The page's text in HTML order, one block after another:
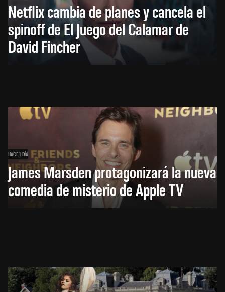
Netflix cambia de planes y cancela el
spinoff de El Juego del Calamar de
David Fincher
HACE 1 DÍA
James Marsden protagonizará la nueva
comedia de misterio de Apple TV